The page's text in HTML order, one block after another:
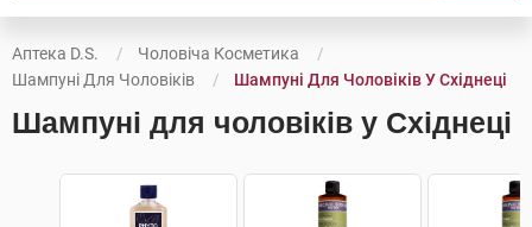
Аптека D.S.
Чоловіча Косметика
Шампуні Для Чоловіків
Шампуні Для Чоловіків У Східнеці
Шампуні для чоловіків у Східнеці